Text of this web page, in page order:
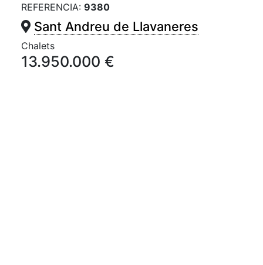
REFERENCIA: 9380
Sant Andreu de Llavaneres
Chalets
13.950.000 €